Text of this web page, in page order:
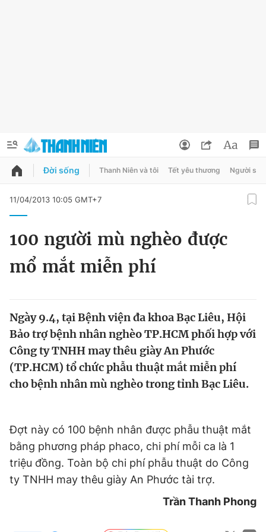
QUẢNG CÁO ĐẶT BÁO
Chuyên mục
Tin thị trường Tin 360
Video Magazine
Sản phẩm khác
Tiện ích Bạn cần biết
Thông tin tòa soạn Liên hệ quảng cáo
Đổi mật khẩu
Tin đã lưu
Đăng xuất
Đời sống Thanh Niên và tôi Tết yêu thương Người
11/04/2013 10:05 GMT+7
100 người mù nghèo được
mổ mắt miễn phí
Ngày 9.4, tại Bệnh viện đa khoa Bạc Liêu, Hội
Bảo trợ bệnh nhân nghèo TP.HCM phối hợp với
Công ty TNHH may thêu giày An Phước
(TP.HCM) tổ chức phẫu thuật mắt miễn phí
cho bệnh nhân mù nghèo trong tỉnh Bạc Liêu.
Đợt này có 100 bệnh nhân được phẫu thuật mắt
bằng phương pháp phaco, chi phí mỗi ca là 1
triệu đồng. Toàn bộ chi phí phẫu thuật do Công
ty TNHH may thêu giày An Phước tài trợ.
Trần Thanh Phong